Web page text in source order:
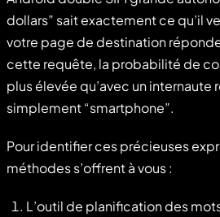
dollars” sait exactement ce qu’il
votre page de destination
cette requête, la probabilité de
plus élevée qu’avec un internaute
simplement “smartphone”.
Pour identifier ces précieuses
méthodes s’offrent à vous :
L’outil de planification des